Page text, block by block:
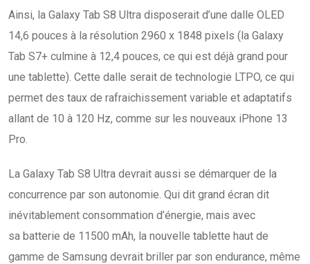
Ainsi, la Galaxy Tab S8 Ultra disposerait d’une dalle OLED
14,6 pouces à la résolution 2960 x 1848 pixels (la Galaxy
Tab S7+ culmine à 12,4 pouces, ce qui est déjà grand pour
une tablette). Cette dalle serait de technologie LTPO, ce qui
permet des taux de rafraichissement variable et adaptatifs
allant de 10 à 120 Hz, comme sur les nouveaux iPhone 13
Pro.
La Galaxy Tab S8 Ultra devrait aussi se démarquer de la
concurrence par son autonomie. Qui dit grand écran dit
inévitablement consommation d’énergie, mais avec
sa batterie de 11500 mAh, la nouvelle tablette haut de
gamme de Samsung devrait briller par son endurance, même